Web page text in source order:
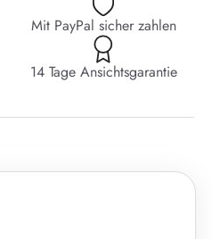
Mit PayPal sicher zahlen
14 Tage Ansichtsgarantie